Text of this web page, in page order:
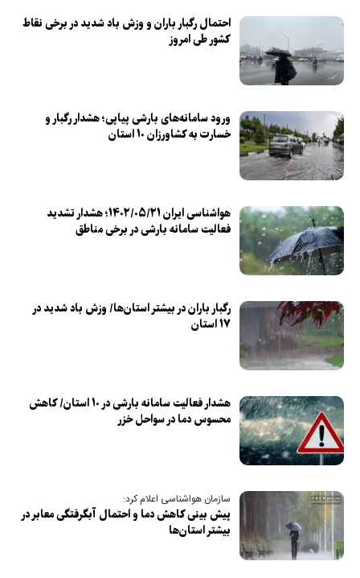
احتمال رگبار باران و وزش باد شدید در برخی نقاط
کشور طی امروز
ورود سامانه‌های بارشی پیاپی؛ هشدار رگبار و
خسارت به کشاورزان ۱۰ استان
هواشناسی ایران ۱۴۰۲/۰۵/۲۱؛ هشدار تشدید
فعالیت سامانه بارشی در برخی مناطق
رگبار باران در بیشتر استان‌ها/ وزش باد شدید در
۱۷ استان
هشدار فعالیت سامانه بارشی در ۱۰ استان/ کاهش
محسوس دما در سواحل خزر
سازمان هواشناسی اعلام کرد:
پیش بینی کاهش دما و احتمال آبگرفتگی معابر در
بیشتر استان‌ها